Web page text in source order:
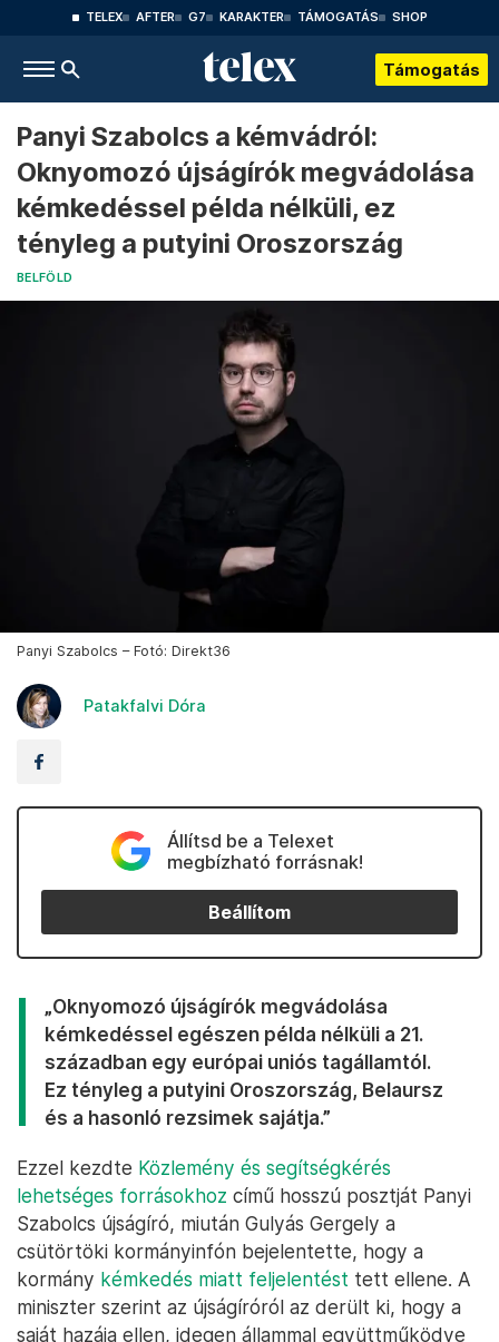
TELEX AFTER G7 KARAKTER TÁMOGATÁS SHOP
Támogatás
Panyi Szabolcs a kémvádról:
Oknyomozó újságírók megvádolása
kémkedéssel példa nélküli, ez
tényleg a putyini Oroszország
BELFÖLD
Panyi Szabolcs – Fotó: Direkt36
Patakfalvi Dóra
Állítsd be a Telexet
megbízható forrásnak!
Beállítom
„Oknyomozó újságírók megvádolása
kémkedéssel egészen példa nélküli a 21.
században egy európai uniós tagállamtól.
Ez tényleg a putyini Oroszország, Belaursz
és a hasonló rezsimek sajátja.”
Ezzel kezdte Közlemény és segítségkérés
lehetséges forrásokhoz című hosszú posztját Panyi
Szabolcs újságíró, miután Gulyás Gergely a
csütörtöki kormányinfón bejelentette, hogy a
kormány kémkedés miatt feljelentést tett ellene. A
miniszter szerint az újságíróról az derült ki, hogy a
saját hazája ellen, idegen állammal együttműködve